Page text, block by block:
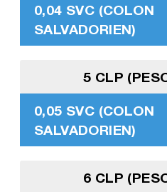
0,04 SVC (COLON
SALVADORIEN)
5 CLP
0,05 SVC (COLON
SALVADORIEN)
6 CLP